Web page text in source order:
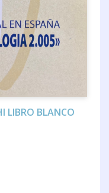
LIBRO BLANCO